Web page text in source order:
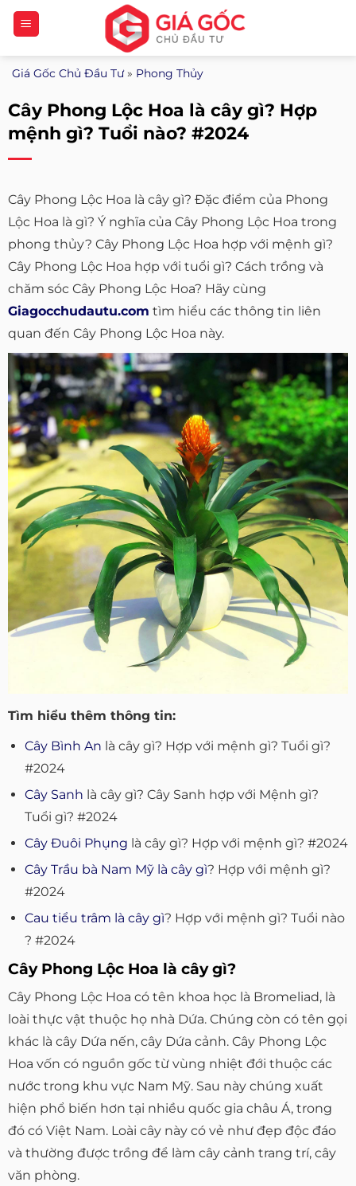
Bỏ
qua
nội
dung
Giá Gốc Chủ Đầu Tư» Phong Thủy
Cây Phong Lộc Hoa là cây gì? Hợp
mệnh gì? Tuổi nào? #2024
Cây Phong Lộc Hoa là cây gì? Đặc điểm của Phong
Lộc Hoa là gì? Ý nghĩa của Cây Phong Lộc Hoa trong
phong thủy? Cây Phong Lộc Hoa hợp với mệnh gì?
Cây Phong Lộc Hoa hợp với tuổi gì? Cách trồng và
chăm sóc Cây Phong Lộc Hoa? Hãy cùng
Giagocchudautu.com tìm hiểu các thông tin liên
quan đến Cây Phong Lộc Hoa này.
Tìm hiểu thêm thông tin:
Cây Bình An là cây gì? Hợp với mệnh gì? Tuổi gì?
#2024
Cây Sanh là cây gì? Cây Sanh hợp với Mệnh gì?
Tuổi gì? #2024
Cây Đuôi Phụng là cây gì? Hợp với mệnh gì? #2024
Cây Trầu bà Nam Mỹ là cây gì? Hợp với mệnh gì?
#2024
Cau tiểu trâm là cây gì? Hợp với mệnh gì? Tuổi nào
? #2024
Cây Phong Lộc Hoa là cây gì?
Cây Phong Lộc Hoa có tên khoa học là Bromeliad, là
loài thực vật thuộc họ nhà Dứa. Chúng còn có tên gọi
khác là cây Dứa nến, cây Dứa cảnh. Cây Phong Lộc
Hoa vốn có nguồn gốc từ vùng nhiệt đới thuộc các
nước trong khu vực Nam Mỹ. Sau này chúng xuất
hiện phổ biến hơn tại nhiều quốc gia châu Á, trong
đó có Việt Nam. Loài cây này có vẻ như đẹp độc đáo
và thường được trồng để làm cây cảnh trang trí, cây
văn phòng.